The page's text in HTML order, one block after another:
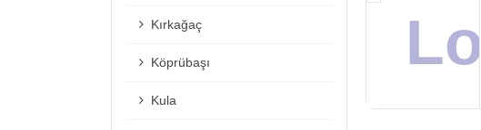
Kırkağaç
Köprübaşı
Kula